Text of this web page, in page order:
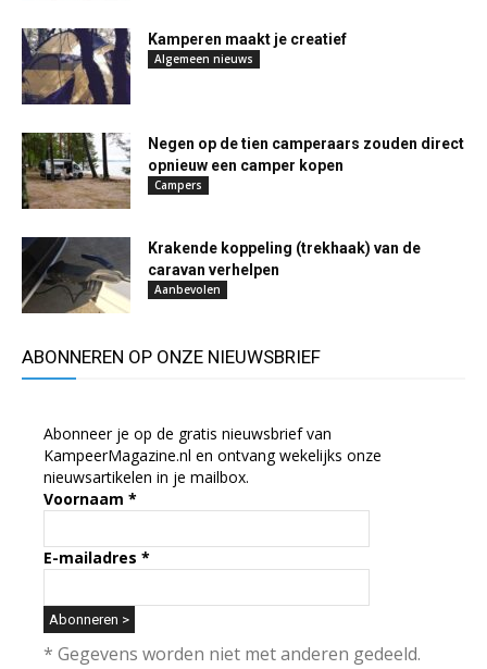
Kamperen maakt je creatief
Algemeen nieuws
Negen op de tien camperaars zouden direct
opnieuw een camper kopen
Campers
Krakende koppeling (trekhaak) van de
caravan verhelpen
Aanbevolen
ABONNEREN OP ONZE NIEUWSBRIEF
Abonneer je op de gratis nieuwsbrief van
KampeerMagazine.nl en ontvang wekelijks onze
nieuwsartikelen in je mailbox.
Voornaam *
E-mailadres *
* Gegevens worden niet met anderen gedeeld.